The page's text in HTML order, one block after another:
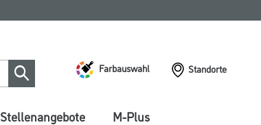
Farbauswahl
Standorte
Stellenangebote M-Plus